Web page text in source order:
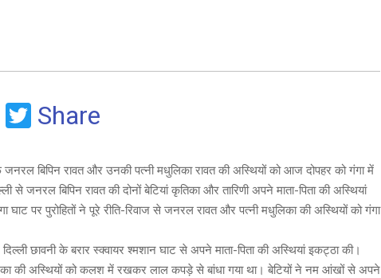
C
py
Li
n
k
T
tt
er
Share
बिपिन रावत और उनकी पत्नी मधुलिका रावत की अस्थियों को आज दोपहर को गंगा में
से जनरल बिपिन रावत की दोनों बेटियां कृतिका और तारिणी अपने माता-पिता की अस्थियां
घाट पर पुरोहितों ने पूरे रीति-रिवाज से जनरल रावत और पत्नी मधुलिका की अस्थियों को गंगा
छावनी के बरार स्क्वायर श्मशान घाट से अपने माता-पिता की अस्थियां इकट्ठा की।
की अस्थियों को कलश में रखकर लाल कपड़े से बांधा गया था। बेटियों ने नम आंखों से अपने